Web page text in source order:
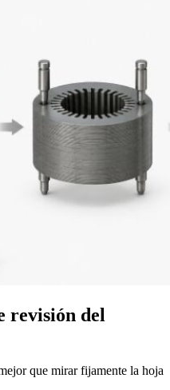
revisión del
que mirar fijamente la hoja